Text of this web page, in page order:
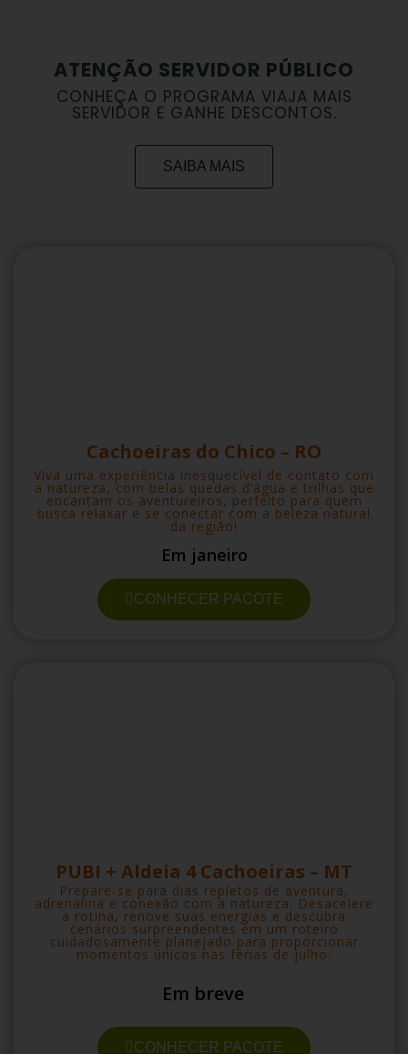
ATENÇÃO SERVIDOR PÚBLICO
CONHEÇA O PROGRAMA VIAJA MAIS
SERVIDOR E GANHE DESCONTOS.
SAIBA MAIS
Cachoeiras do Chico – RO
Viva uma experiência inesquecível de contato com
a natureza, com belas quedas d’água e trilhas que
encantam os aventureiros, perfeito para quem
busca relaxar e se conectar com a beleza natural
da região!
Em janeiro
CONHECER PACOTE
PUBI + Aldeia 4 Cachoeiras – MT
Prepare-se para dias repletos de aventura,
adrenalina e conexão com a natureza. Desacelere
a rotina, renove suas energias e descubra
cenários surpreendentes em um roteiro
cuidadosamente planejado para proporcionar
momentos únicos nas férias de julho.
Em breve
CONHECER PACOTE